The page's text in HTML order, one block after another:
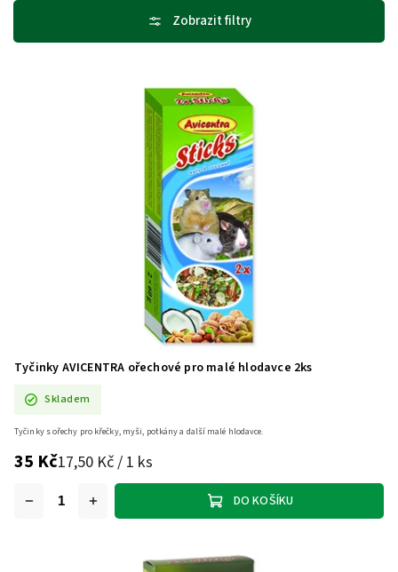
Abecedně
Tyčinky AVICENTRA ořechové pro malé hlodavce 2ks
Skladem
35 Kč17,50 Kč / 1 ks
DO KOŠÍKU
Tyčinky s ořechy pro křečky, myši, potkány a další malé hlodavce.